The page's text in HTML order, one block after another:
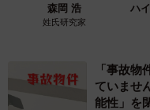
森岡 浩
姓氏研究家
ハ
「事故
ていませ
能性」を